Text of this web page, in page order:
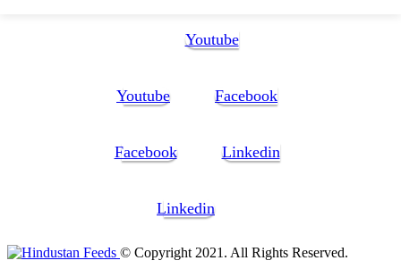
Youtube
Youtube Facebook
Facebook Linkedin
Linkedin
© Copyright 2021. All Rights Reserved.